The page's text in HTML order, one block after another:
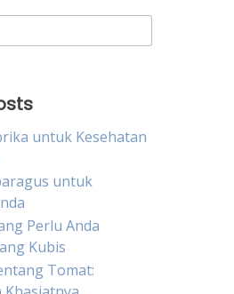
untuk Kesehatan
untuk
Perlu Anda
Kubis
Tomat: